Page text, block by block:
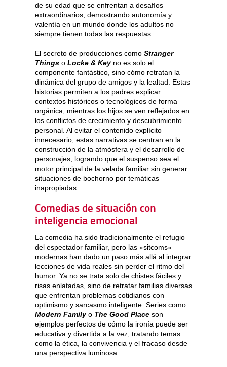
de su edad que se enfrentan a desafíos
extraordinarios, demostrando autonomía y
valentía en un mundo donde los adultos no
siempre tienen todas las respuestas.
El secreto de producciones como Stranger
Things o Locke & Keyno es solo el
componente fantástico, sino cómo retratan la
dinámica del grupo de amigos y la lealtad. Estas
historias permiten a los padres explicar
contextos históricos o tecnológicos de forma
orgánica, mientras los hijos se ven reflejados en
los conflictos de crecimiento y descubrimiento
personal. Al evitar el contenido explícito
innecesario, estas narrativas se centran en la
construcción de la atmósfera y el desarrollo de
personajes, logrando que el suspenso sea el
motor principal de la velada familiar sin generar
situaciones de bochorno por temáticas
inapropiadas.
Comedias de situación con
inteligencia emocional
La comedia ha sido tradicionalmente el refugio
del espectador familiar, pero las «sitcoms»
modernas han dado un paso más allá al integrar
lecciones de vida reales sin perder el ritmo del
humor. Ya no se trata solo de chistes fáciles y
risas enlatadas, sino de retratar familias diversas
que enfrentan problemas cotidianos con
optimismo y sarcasmo inteligente. Series como
Modern Familyo The Good Place son
ejemplos perfectos de cómo la ironía puede ser
educativa y divertida a la vez, tratando temas
como la ética, la convivencia y el fracaso desde
una perspectiva luminosa.